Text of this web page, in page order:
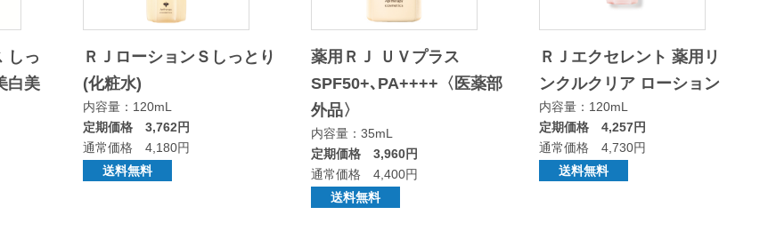
しっ
白美
ＲＪローションＳしっとり
(化粧水)
内容量：120mL
定期価格 3,762円
通常価格 4,180円
送料無料
薬用ＲＪ ＵＶプラス
SPF50+､PA++++〈医薬部
外品〉
内容量：35mL
定期価格 3,960円
通常価格 4,400円
送料無料
ＲＪエクセレント 薬用リ
ンクルクリア ローション
内容量：120mL
定期価格 4,257円
通常価格 4,730円
送料無料